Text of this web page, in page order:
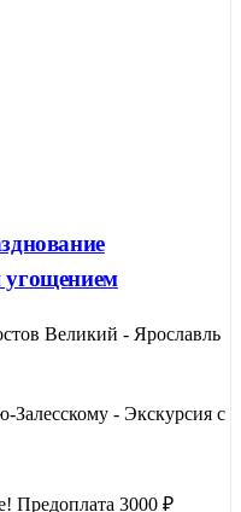
угощением
Великий - Ярославль
Залесскому - Экскурсия с
Предоплата 3000 ₽